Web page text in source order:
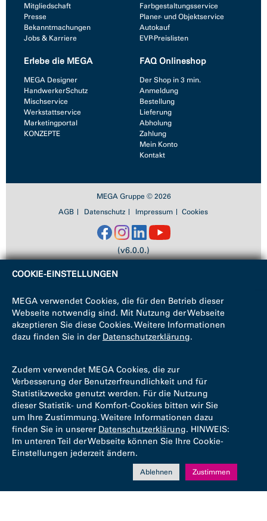
Mitgliedschaft
Presse
Bekanntmachungen
Jobs & Karriere
Farbgestaltungsservice
Planer- und Objektservice
Autokauf
EVP-Preislisten
Erlebe die MEGA
MEGA Designer
HandwerkerSchutz
Mischservice
Werkstattservice
Marketingportal
KONZEPTE
FAQ Onlineshop
Der Shop in 3 min.
Anmeldung
Bestellung
Lieferung
Abholung
Zahlung
Mein Konto
Kontakt
MEGA Gruppe © 2026
AGB
Datenschutz Impressum Cookies
(v6.0.0.)
COOKIE-EINSTELLUNGEN
MEGA verwendet Cookies, die für den Betrieb dieser
Webseite notwendig sind. Mit Nutzung der Webseite
akzeptieren Sie diese Cookies. Weitere Informationen
dazu finden Sie in der Datenschutzerklärung.
Zudem verwendet MEGA Cookies, die zur
Verbesserung der Benutzerfreundlichkeit und für
Statistikzwecke genutzt werden. Für die Nutzung
dieser Statistik- und Komfort-Cookies bitten wir Sie
um Ihre Zustimmung. Weitere Informationen dazu
finden Sie in unserer Datenschutzerklärung. HINWEIS:
Im unteren Teil der Webseite können Sie Ihre Cookie-
Einstellungen jederzeit ändern.
Zustimmen
Ablehnen